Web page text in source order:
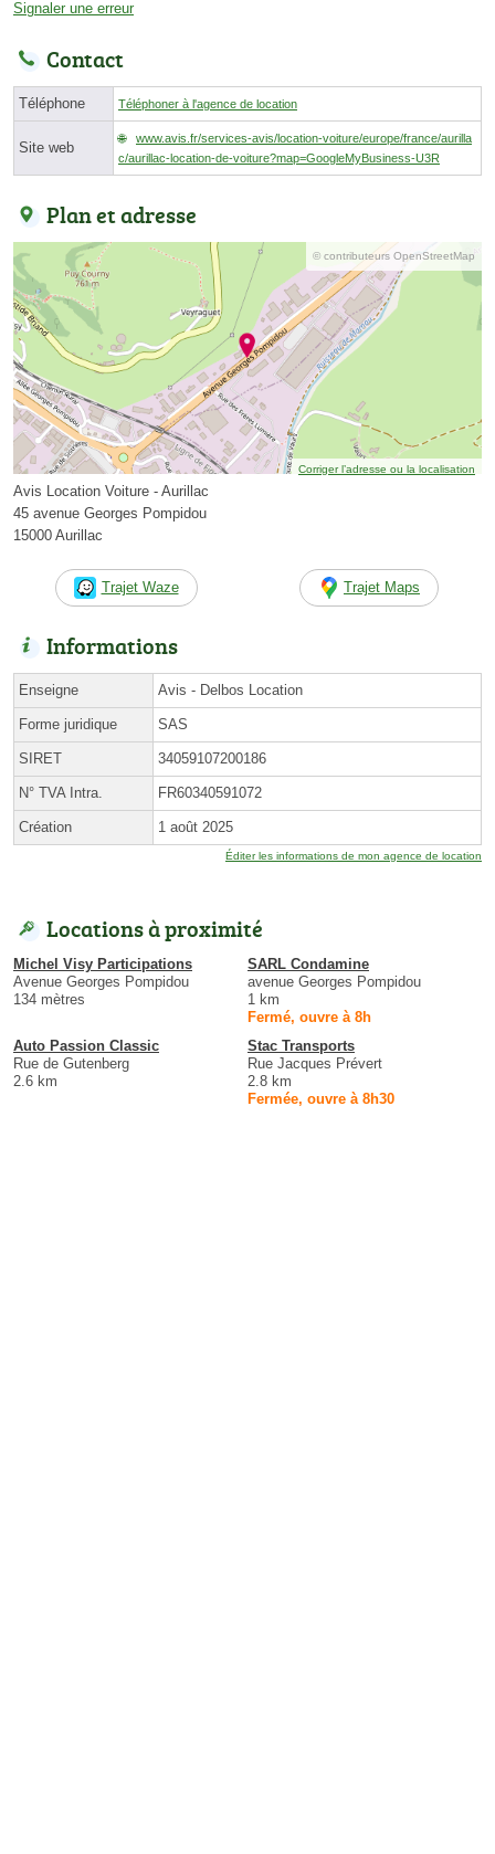
Signaler une erreur
Contact
Téléphone Téléphoner à l'agence de location
Site web
www.avis.fr/services-avis/location-voiture/europe/france/aurilla
c/aurillac-location-de-voiture?map=GoogleMyBusiness-U3R
Plan et adresse
© contributeurs OpenStreetMap
Corriger l’adresse ou la localisation
Avis Location Voiture - Aurillac
45 avenue Georges Pompidou
15000 Aurillac
Trajet Waze Trajet Maps
Informations
Enseigne Avis - Delbos Location
Forme juridique SAS
SIRET 34059107200186
N° TVA Intra. FR60340591072
Création 1 août 2025
Éditer les informations de mon agence de location
Locations à proximité
Michel Visy Participations
Avenue Georges Pompidou
134 mètres
SARL Condamine
avenue Georges Pompidou
1 km
Fermé, ouvre à 8h
Auto Passion Classic
Rue de Gutenberg
2.6 km
Stac Transports
Rue Jacques Prévert
2.8 km
Fermée, ouvre à 8h30